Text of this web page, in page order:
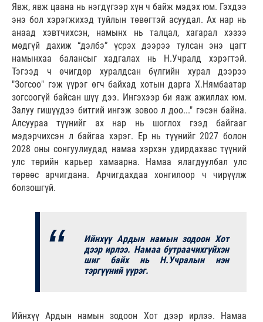
Явж, явж цаана нь нэгдүгээр хүн ч байж мэдэх юм. Гэхдээ
энэ бол хэрэгжихэд туйлын төвөгтэй асуудал. Ах нар нь
анаад хэвтчихсэн, намынх нь талцал, хагарал хэзээ
мөдгүй дахиж “дэлбэ” үсрэх дээрээ тулсан энэ цагт
намынхаа балансыг хадгалах нь Н.Учралд хэрэгтэй.
Тэгээд ч өчигдөр хуралдсан бүлгийн хурал дээрээ
"Зогсоо" гэж үүрэг өгч байхад хотын дарга Х.Нямбаатар
зогсоогүй байсан шүү дээ. Ингэхээр би яаж ажиллах юм.
Залуу гишүүдээ битгий ингэж зовоо л доо..." гэсэн байна.
Алсуураа түүнийг ах нар нь шоглох гээд байгааг
мэдэрчихсэн л байгаа хэрэг. Ер нь түүнийг 2027 болон
2028 оны сонгуулиудад намаа хэрхэн удирдахаас түүний
улс төрийн карьер хамаарна. Намаа ялагдуулбал улс
төрөөс арчигдана. Арчигдахдаа хонгилоор ч чирүүлж
болзошгүй.
Ийнхүү Ардын намын зодоон Хот
дээр ирлээ. Намаа бутраачихгүйхэн
шиг байх нь Н.Учралын нэн
тэргүүний үүрэг.
Ийнхүү Ардын намын зодоон Хот дээр ирлээ. Намаа